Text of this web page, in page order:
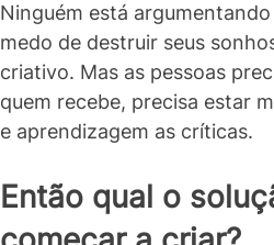
Ninguém está
medo de destruir seus
criativo. Mas as pessoas
quem recebe, precisa estar
e aprendizagem as críticas.
Então qual o